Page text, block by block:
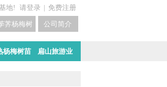
地! 请登录 免费注册
公司简介
荠杨梅树苗培育
杨梅树苗 扁山旅游业